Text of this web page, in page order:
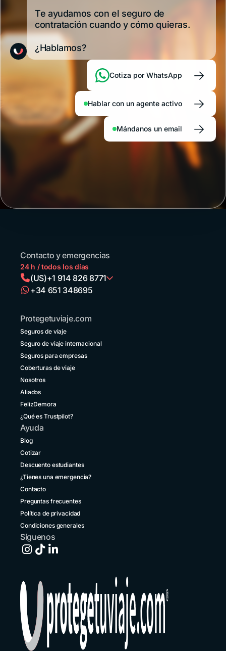
lo
sin
en la
cobertura
médica.
Río
Janeiro,
San
Pablo,
Florianópolis
llegan
en
avión,
en
micro,
que
un
qué plan
elegir
Te ayudamos con el seguro de
contratación cuando y cómo quieras.
¿Hablamos?
Cotiza por WhatsApp →
Hablar con un agente activo →
Mándanos un email →
Contacto y emergencias
24 h / todos los días
(US)+1 914 826 8771
Bolivia
+591 5 50701249
Brasil
Canadá
+1 833 2223287
Chile
+56 2 3210 3154
Colombia
Costa Rica
+1 914 826 8771
Ecuador
+593 1800 001516
El Salvador
España
Estados Unidos
+1 914 826 8771
Guatemala
+502 2 3141396
Honduras
+1 914 826 8771
+34 651 348695
Protegetuviaje.com
Seguros de viaje
Seguro de viaje internacional
Seguros para empresas
Coberturas de viaje
Nosotros
Aliados
FelizDemora
¿Qué es Trustpilot?
Ayuda
Blog
Cotizar
Descuento estudiantes
¿Tienes una emergencia?
Contacto
Preguntas frecuentes
Política de privacidad
Condiciones generales
Síguenos